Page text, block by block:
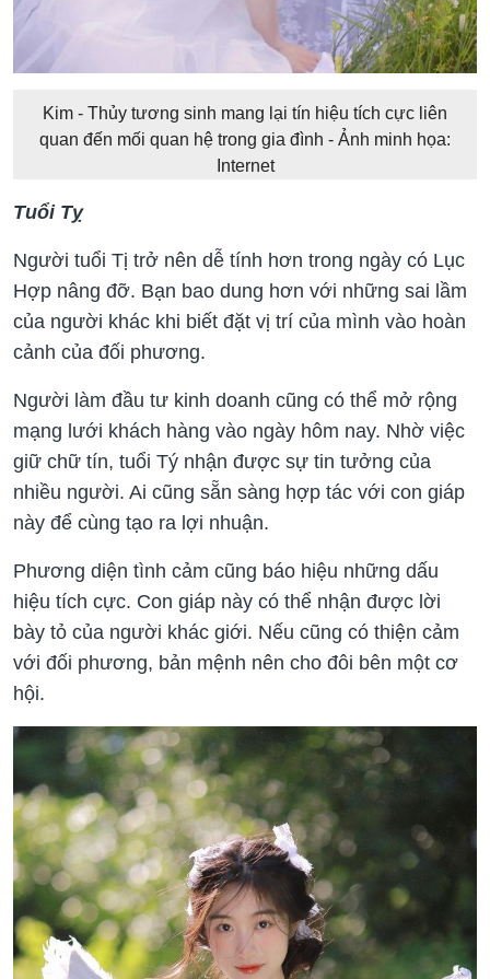
Kim - Thủy tương sinh mang lại tín hiệu tích cực liên
quan đến mối quan hệ trong gia đình - Ảnh minh họa:
Internet
Tuổi Tỵ
Người tuổi Tị trở nên dễ tính hơn trong ngày có Lục
Hợp nâng đỡ. Bạn bao dung hơn với những sai lầm
của người khác khi biết đặt vị trí của mình vào hoàn
cảnh của đối phương.
Người làm đầu tư kinh doanh cũng có thể mở rộng
mạng lưới khách hàng vào ngày hôm nay. Nhờ việc
giữ chữ tín, tuổi Tý nhận được sự tin tưởng của
nhiều người. Ai cũng sẵn sàng hợp tác với con giáp
này để cùng tạo ra lợi nhuận.
Phương diện tình cảm cũng báo hiệu những dấu
hiệu tích cực. Con giáp này có thể nhận được lời
bày tỏ của người khác giới. Nếu cũng có thiện cảm
với đối phương, bản mệnh nên cho đôi bên một cơ
hội.